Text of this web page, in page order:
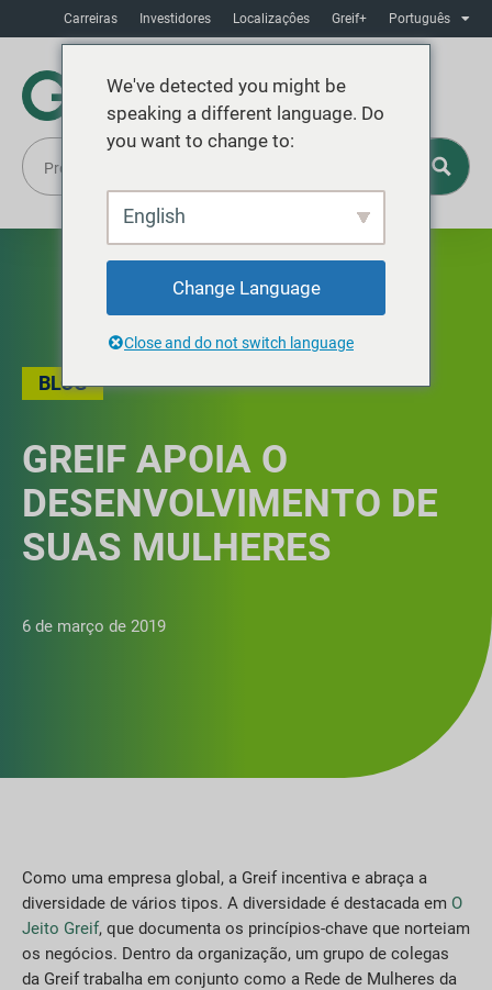
Carreiras Investidores Localizaçôes Greif+ Português
BLOG
GREIF APOIA O
DESENVOLVIMENTO DE
SUAS MULHERES
6 de março de 2019
Como uma empresa global, a Greif incentiva e abraça a
diversidade de vários tipos. A diversidade é destacada em O
Jeito Greif, que documenta os princípios-chave que norteiam
os negócios. Dentro da organização, um grupo de colegas
da Greif trabalha em conjunto como a Rede de Mulheres da
We've detected you might be
speaking a different language. Do
you want to change to:
English
Change Language
Close and do not switch language